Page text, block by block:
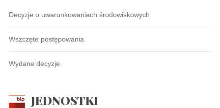
Decyzje o uwarunkowaniach środowiskowych
Wszczęte postępowania
Wydane decyzje
JEDNOSTKI